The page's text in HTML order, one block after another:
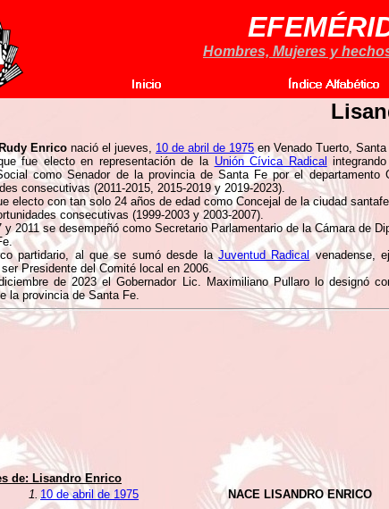
Hombres, Mujeres y
Enrico nació el jueves, 10 de abril de 1975 en Venado Tuerto,
fue electo en representación de la Unión Cívica Radical
como Senador de la provincia de Santa Fe por el departamento
consecutivas (2011-2015, 2015-2019 y 2019-2023).
electo con tan solo 24 años de edad como Concejal de la ciudad
consecutivas (1999-2003 y 2003-2007).
y 2011 se desempeñó como Secretario Parlamentario de la Cámara de
partidario, al que se sumó desde laJuventud Radicalvenadense,
ser Presidente del Comité local en 2006.
de 2023 el Gobernador Lic. Maximiliano Pullaro lo designó
la provincia de Santa Fe.
de: Lisandro Enrico
1. 10 de abril de 1975 NACE LISANDRO ENRICO